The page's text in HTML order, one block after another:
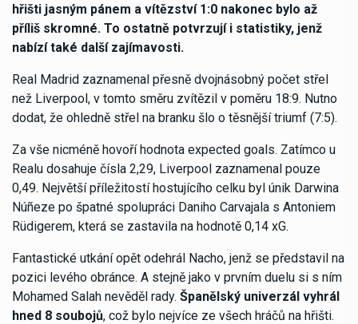
hřišti jasným pánem a vítězství 1:0 nakonec bylo až
příliš skromné. To ostatně potvrzují i statistiky, jenž
nabízí také další zajímavosti.
Real Madrid zaznamenal přesně dvojnásobný počet střel
než Liverpool, v tomto směru zvítězil v poměru 18:9. Nutno
dodat, že ohledně střel na branku šlo o těsnější triumf (7:5).
Za vše nicméně hovoří hodnota expected goals. Zatímco u
Realu dosahuje čísla 2,29, Liverpool zaznamenal pouze
0,49. Největší příležitostí hostujícího celku byl únik Darwina
Núñeze po špatné spolupráci Daniho Carvajala s Antoniem
Rüdigerem, která se zastavila na hodnotě 0,14 xG.
Fantastické utkání opět odehrál Nacho, jenž se představil na
pozici levého obránce. A stejně jako v prvním duelu si s ním
Mohamed Salah nevěděl rady. Španělský univerzál vyhrál
hned 8 soubojů, což bylo nejvíce ze všech hráčů na hřišti.